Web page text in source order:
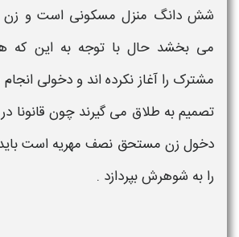
شش دانگ منزل مسکونی است و
می بخشد حال با توجه به این که
مشترک را آغاز نکرده اند و دخولی
تصمیم به طلاق می گیرند چون قانونا
دخول زن مستحق نصف مهریه است
را به شوهرش بپردازد .